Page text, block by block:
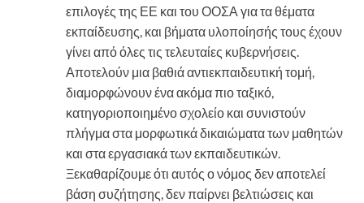
επιλογές της ΕΕ και του ΟΟΣΑ για τα θέματα
εκπαίδευσης, και βήματα υλοποίησής τους έχουν
γίνει από όλες τις τελευταίες κυβερνήσεις.
Αποτελούν μια βαθιά αντιεκπαιδευτική τομή,
διαμορφώνουν ένα ακόμα πιο ταξικό,
κατηγοριοποιημένο σχολείο και συνιστούν
πλήγμα στα μορφωτικά δικαιώματα των μαθητών
και στα εργασιακά των εκπαιδευτικών.
Ξεκαθαρίζουμε ότι αυτός ο νόμος δεν αποτελεί
βάση συζήτησης, δεν παίρνει βελτιώσεις και